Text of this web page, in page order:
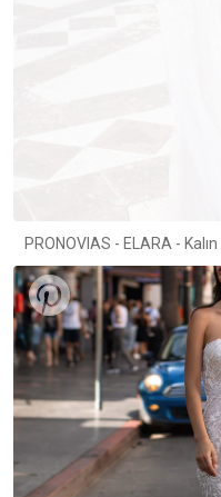
PRONOVIAS - ELARA -